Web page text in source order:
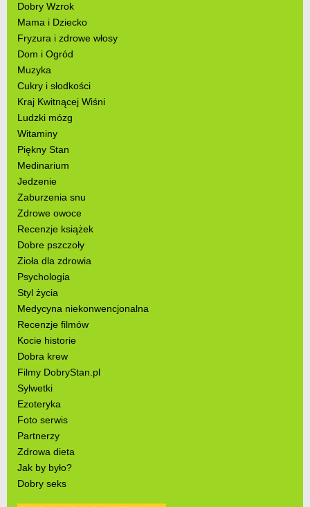
Dobry Wzrok
Mama i Dziecko
Fryzura i zdrowe włosy
Dom i Ogród
Muzyka
Cukry i słodkości
Kraj Kwitnącej Wiśni
Ludzki mózg
Witaminy
Piękny Stan
Medinarium
Jedzenie
Zaburzenia snu
Zdrowe owoce
Recenzje książek
Dobre pszczoły
Zioła dla zdrowia
Psychologia
Styl życia
Medycyna niekonwencjonalna
Recenzje filmów
Kocie historie
Dobra krew
Filmy DobryStan.pl
Sylwetki
Ezoteryka
Foto serwis
Partnerzy
Zdrowa dieta
Jak by było?
Dobry seks